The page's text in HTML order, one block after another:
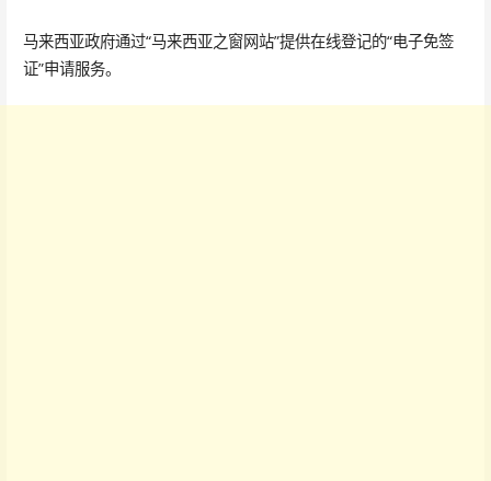
马来西亚政府通过“马来西亚之窗网站”提供在线登记的“电子免签
证”申请服务。